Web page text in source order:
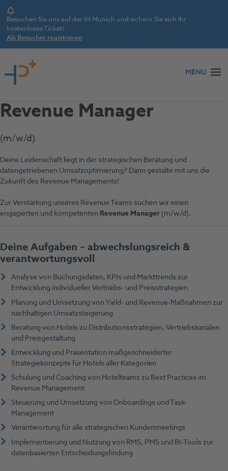
Notice
Besuchen Sie uns auf der IH Munich und sichern Sie sich Ihr
kostenloses Ticket!
Als Besucher registrieren
MENU
Revenue Manager
(m/w/d)
Deine Leidenschaft liegt in der strategischen Beratung und
datengetriebenen Umsatzoptimierung? Dann gestalte mit uns die
Zukunft des Revenue Managements!
Zur Verstärkung unseres Revenue Teams suchen wir einen
engagierten und kompetenten Revenue Manager(m/w/d).
Deine Aufgaben – abwechslungsreich &
verantwortungsvoll
Analyse von Buchungsdaten, KPIs und Markttrends zur
Entwicklung individueller Vertriebs- und Preisstrategien
Planung und Umsetzung von Yield- und Revenue-Maßnahmen zur
nachhaltigen Umsatzsteigerung
Beratung von Hotels zu Distributionsstrategien, Vertriebskanälen
und Preisgestaltung
Entwicklung und Präsentation maßgeschneiderter
Strategiekonzepte für Hotels aller Kategorien
Schulung und Coaching von Hotelteams zu Best Practices im
Revenue Management
Steuerung und Umsetzung von Onboardings und Task-
Management
Verantwortung für alle strategischen Kundenmeetings
Implementierung und Nutzung von RMS, PMS und BI-Tools zur
datenbasierten Entscheidungsfindung